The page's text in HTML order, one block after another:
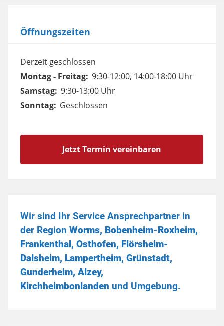
Öffnungszeiten
Derzeit geschlossen
Montag - Freitag: 9:30-12:00, 14:00-18:00 Uhr
Samstag: 9:30-13:00 Uhr
Sonntag: Geschlossen
Jetzt Termin vereinbaren
Wir sind Ihr Service Ansprechpartner in
der Region Worms, Bobenheim-Roxheim,
Frankenthal, Osthofen, Flörsheim-
Dalsheim, Lampertheim, Grünstadt,
Gunderheim, Alzey,
Kirchheimbonlanden und Umgebung.